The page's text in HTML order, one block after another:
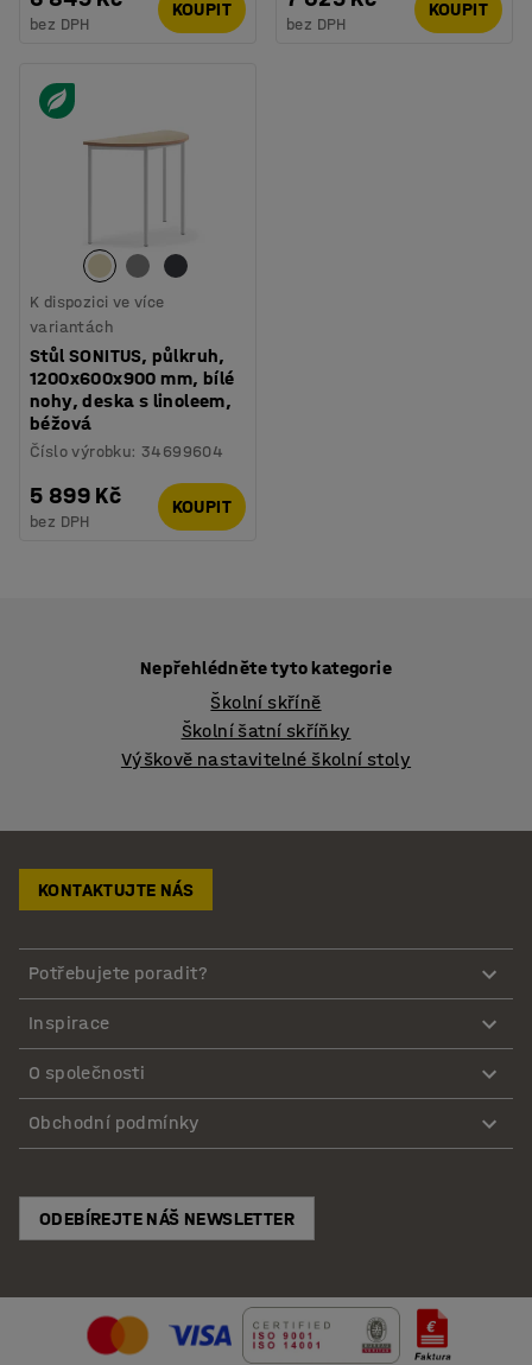
bez DPH
KOUPIT
bez DPH
KOUPIT
K dispozici ve více
variantách
Stůl SONITUS, půlkruh,
1200x600x900 mm, bílé
nohy, deska s linoleem,
béžová
Číslo výrobku:34699604
5 899 Kč
bez DPH
KOUPIT
Nepřehlédněte tyto kategorie
Školní skříně
Školní šatní skříňky
Výškově nastavitelné školní stoly
KONTAKTUJTE NÁS
Potřebujete poradit?
Inspirace
O společnosti
Obchodní podmínky
ODEBÍREJTE NÁŠ NEWSLETTER